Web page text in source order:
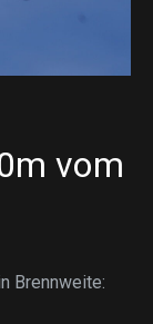
vom
Brennweite: